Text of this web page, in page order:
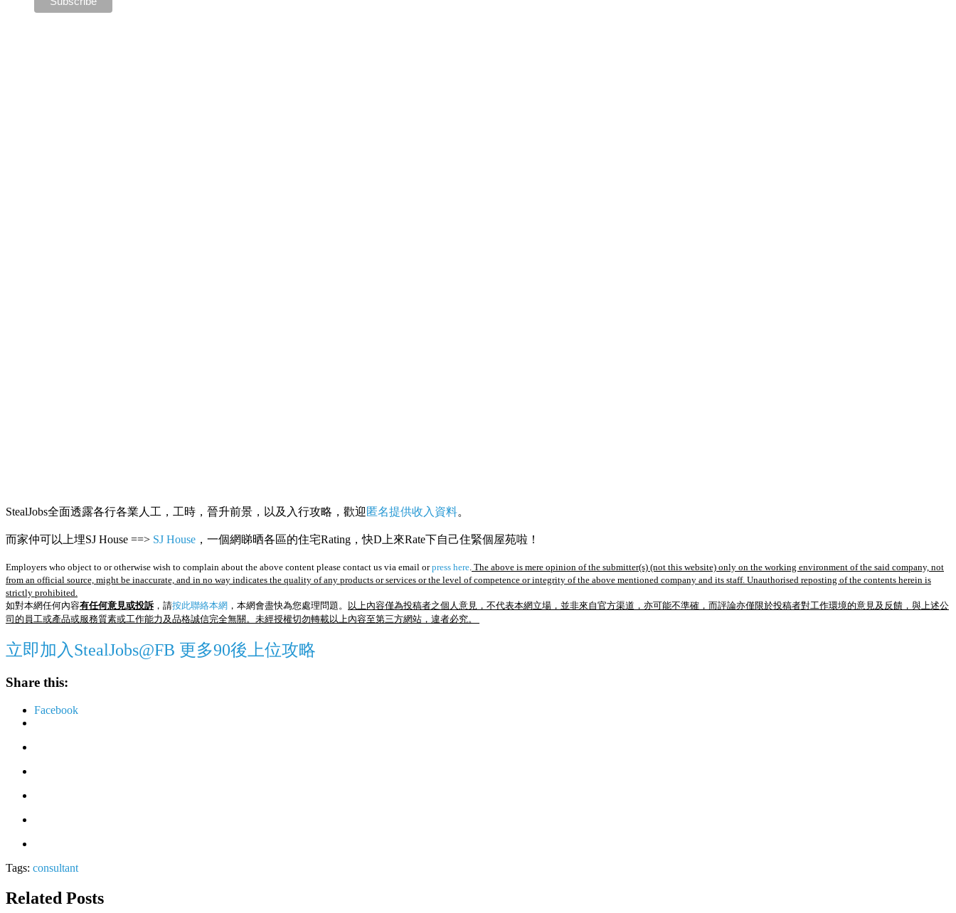
StealJobs全面透露各行各業人工，工時，晉升前景，以及入行攻略，歡迎 匿名提供收入資料。
而家仲可以上埋SJ House ==> SJ House ，一個網睇晒各區的住宅Rating，快D上來Rate下自己住緊個屋苑啦！
Employers who object to or otherwise wish to complain about the above content please contact us via email orpress here. The above is mere opinion of the submitter(s) (not this website) only on the working environment of the said company, not
from an official source, might be inaccurate, and in no way indicates the quality of any products or services or the level of competence or integrity of the above mentioned company and its staff. Unauthorised reposting of the contents herein is
strictly prohibited.
如對本網任何內容有任何意見或投訴 ，請按此聯絡本網 ，本網會盡快為您處理問題。
以上內容僅為投稿者之個人意見，不代表本網立場，並非來自官方渠道，亦可能不準確，而評論亦僅限於投稿者對工作環境的意見及反饋，與上述公
司的員工或產品或服務質素或工作能力及品格誠信完全無關。未經授權切勿轉載以上內容至第三方網站，違者必究。
立即加入StealJobs@FB 更多90後上位攻略
Share this:
Facebook
Tags: consultant
Related Posts